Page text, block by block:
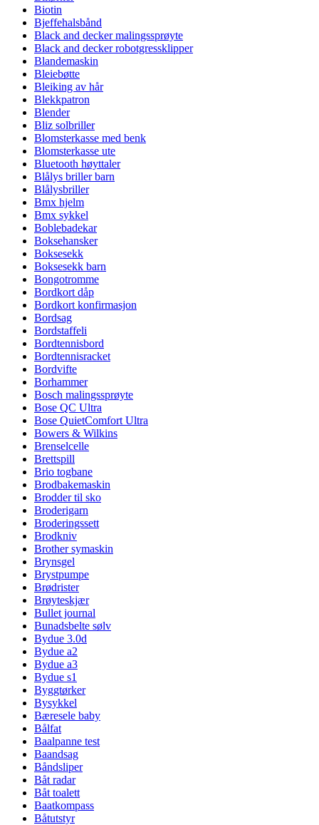
Biotin
Bjeffehalsbånd
Black and decker malingssprøyte
Black and decker robotgressklipper
Blandemaskin
Bleiebøtte
Bleiking av hår
Blekkpatron
Blender
Bliz solbriller
Blomsterkasse med benk
Blomsterkasse ute
Bluetooth høyttaler
Blålys briller barn
Blålysbriller
Bmx hjelm
Bmx sykkel
Boblebadekar
Boksehansker
Boksesekk
Boksesekk barn
Bongotromme
Bordkort dåp
Bordkort konfirmasjon
Bordsag
Bordstaffeli
Bordtennisbord
Bordtennisracket
Bordvifte
Borhammer
Bosch malingssprøyte
Bose QC Ultra
Bose QuietComfort Ultra
Bowers & Wilkins
Brenselcelle
Brettspill
Brio togbane
Brodbakemaskin
Brodder til sko
Broderigarn
Broderingssett
Brodkniv
Brother symaskin
Brynsgel
Brystpumpe
Brødrister
Brøyteskjær
Bullet journal
Bunadsbelte sølv
Bydue 3.0d
Bydue a2
Bydue a3
Bydue s1
Byggtørker
Bysykkel
Bæresele baby
Bålfat
Baalpanne test
Baandsag
Båndsliper
Båt radar
Båt toalett
Baatkompass
Båtutstyr